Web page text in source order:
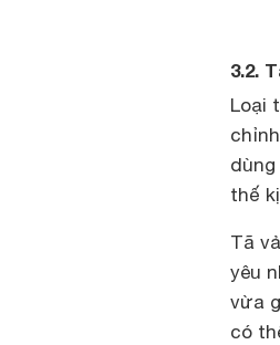
3.2.
Loại
thế
Tã
yêu
vừa
có